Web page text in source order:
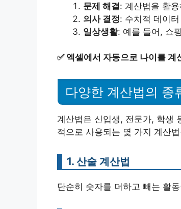
문제 해결: 계산법을 활
의사 결정: 수치적 데이
일상생활: 예를 들어, 쇼
✅ 엑셀에서 자동으로 나이를 계
다양한 계산법의 종
계산법은 신입생, 전문가, 학생
적으로 사용되는 몇 가지 계산
1. 산술 계산법
단순히 숫자를 더하고 빼는 활